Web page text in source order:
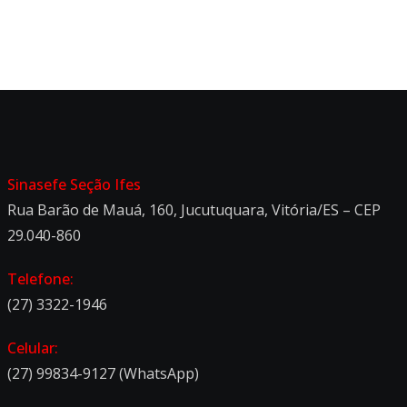
Sinasefe Seção Ifes
Rua Barão de Mauá, 160, Jucutuquara, Vitória/ES – CEP
29.040-860
Telefone:
(27) 3322-1946
Celular:
(27) 99834-9127 (WhatsApp)